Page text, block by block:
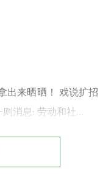
出来晒晒！ 戏说扩招
消息: 劳动和社…